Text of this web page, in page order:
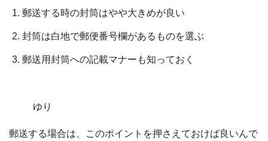
郵送する時の封筒はやや大きめが良い
封筒は白地で郵便番号欄があるものを選ぶ
郵送用封筒への記載マナーも知っておく
ゆり
郵送する場合は、このポイントを押さえておけば良いんで